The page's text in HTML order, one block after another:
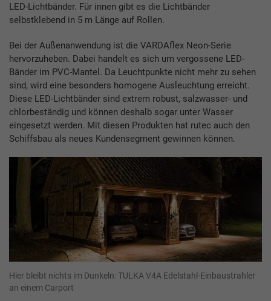
LED-Lichtbänder. Für innen gibt es die Lichtbänder
selbstklebend in 5 m Länge auf Rollen.
Bei der Außenanwendung ist die VARDAflex Neon-Serie
hervorzuheben. Dabei handelt es sich um vergossene LED-
Bänder im PVC-Mantel. Da Leuchtpunkte nicht mehr zu sehen
sind, wird eine besonders homogene Ausleuchtung erreicht.
Diese LED-Lichtbänder sind extrem robust, salzwasser- und
chlorbeständig und können deshalb sogar unter Wasser
eingesetzt werden. Mit diesen Produkten hat rutec auch den
Schiffsbau als neues Kundensegment gewinnen können.
Hier bleibt nichts im Dunkeln: TULKA V4A Edelstahl-Einbaustrahler
an einem Carport